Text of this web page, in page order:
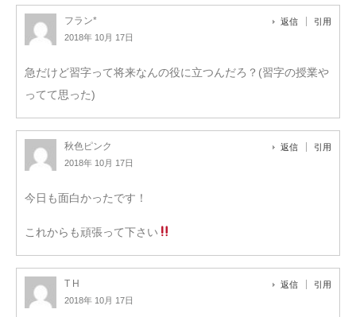
フラン*
2018年 10月 17日
返信 引用
急だけど習字って将来なんの役に立つんだろ？(習字の授業や
ってて思った)
秋色ピンク
2018年 10月 17日
返信 引用
今日も面白かったです！
これからも頑張って下さい
T H
2018年 10月 17日
返信 引用